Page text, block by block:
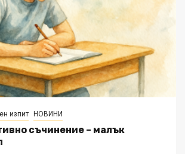
изпит НОВИНИ
съчинение – малък